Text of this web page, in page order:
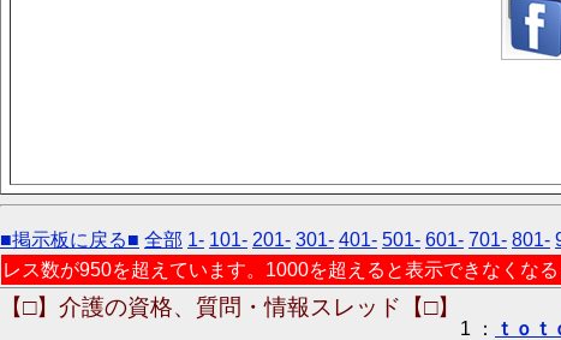
■掲示板に戻る■ 全部 1- 101- 201- 301- 401- 501- 601- 701- 801-
レス数が950を超えています。1000を超えると表示できなくなる
【□】介護の資格、質問・情報スレッド【□】
1 ： ｔｏｔ